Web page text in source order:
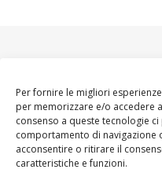
Per fornire le migliori
per memorizzare e/o accedere
consenso a queste tecnologie
comportamento di navigazione
acconsentire o ritirare il
caratteristiche e funzioni.